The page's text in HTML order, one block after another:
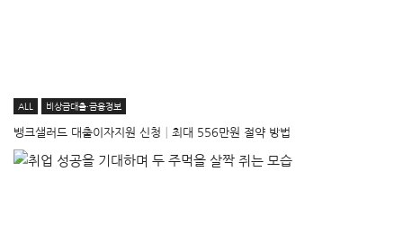
ALL 비상금대출·금융정보
뱅크샐러드 대출이자지원 신청│최대 556만원 절약 방법